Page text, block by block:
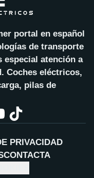
portal en español
de transporte
especial atención a
Coches eléctricos,
pilas de
PRIVACIDAD
CONTACTA